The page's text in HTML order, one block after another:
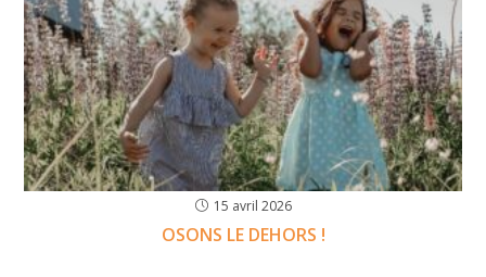
15 avril 2026
OSONS LE DEHORS !